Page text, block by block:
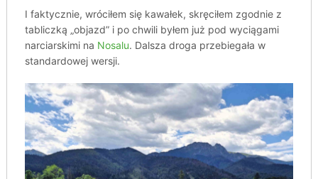
I faktycznie, wróciłem się kawałek, skręciłem zgodnie z
tabliczką „objazd” i po chwili byłem już pod wyciągami
narciarskimi na Nosalu. Dalsza droga przebiegała w
standardowej wersji.